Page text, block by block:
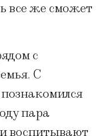
все же сможет
с
С
пара
воспитывают